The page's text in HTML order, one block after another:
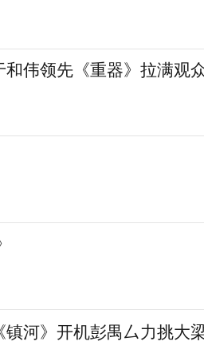
伟领先《重器》拉满观
河》开机彭禺厶力挑大